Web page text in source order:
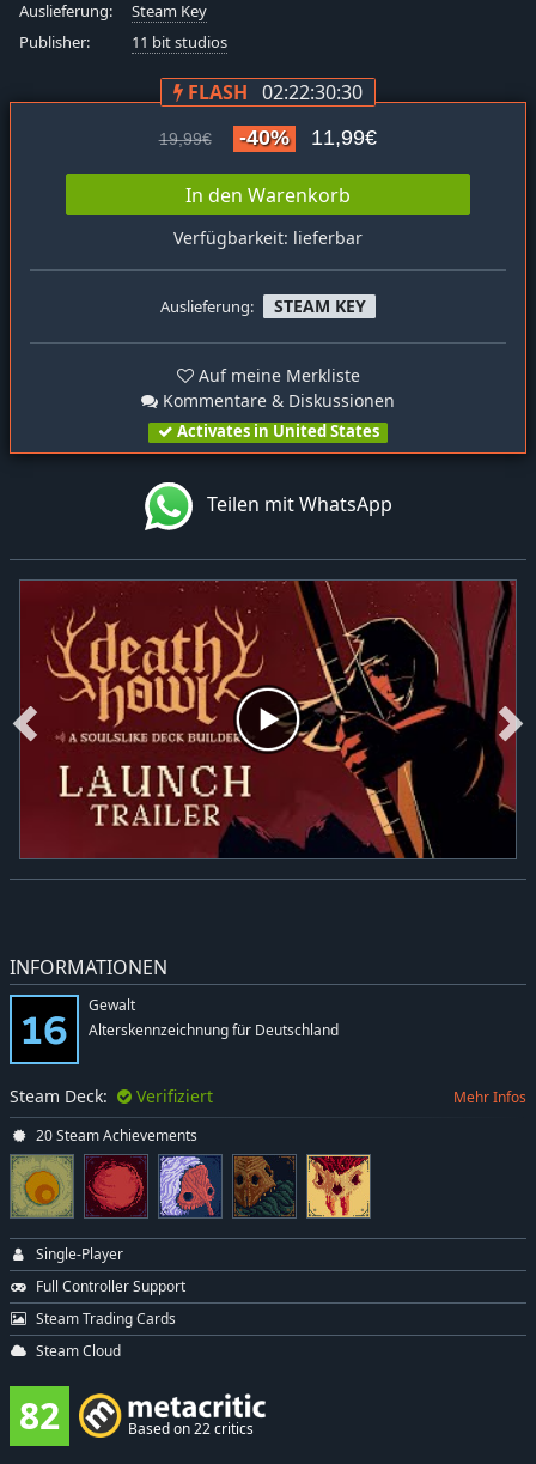
Auslieferung:
Steam Key
Publisher:
11 bit studios
FLASH 02:22:30:29
19,99€ -40% 11,99€
In den Warenkorb
Verfügbarkeit: lieferbar
Auslieferung: STEAM KEY
Auf meine Merkliste
Kommentare & Diskussionen
Activates in United States
Teilen mit WhatsApp
INFORMATIONEN
Gewalt
Alterskennzeichnung für Deutschland
Steam Deck: Verifiziert Mehr Infos
20 Steam Achievements
Single-Player
Full Controller Support
Steam Trading Cards
Steam Cloud
82 Based on 22 critics